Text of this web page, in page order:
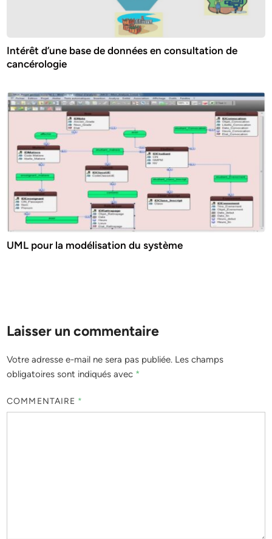
Intérêt d’une base de données en consultation de
cancérologie
UML pour la modélisation du système
Laisser un commentaire
Votre adresse e-mail ne sera pas publiée. Les champs
obligatoires sont indiqués avec *
COMMENTAIRE *